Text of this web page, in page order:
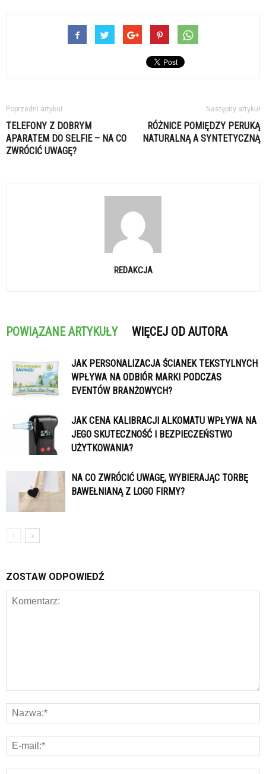
Poprzedni artykuł
TELEFONY Z DOBRYM
APARATEM DO SELFIE – NA CO
ZWRÓCIĆ UWAGĘ?
Następny artykuł
RÓŻNICE POMIĘDZY PERUKĄ
NATURALNĄ A SYNTETYCZNĄ
REDAKCJA
POWIĄZANE ARTYKUŁY WIĘCEJ OD AUTORA
JAK PERSONALIZACJA ŚCIANEK TEKSTYLNYCH
WPŁYWA NA ODBIÓR MARKI PODCZAS
EVENTÓW BRANŻOWYCH?
JAK CENA KALIBRACJI ALKOMATU WPŁYWA NA
JEGO SKUTECZNOŚĆ I BEZPIECZEŃSTWO
UŻYTKOWANIA?
NA CO ZWRÓCIĆ UWAGĘ, WYBIERAJĄC TORBĘ
BAWEŁNIANĄ Z LOGO FIRMY?
ZOSTAW ODPOWIEDŹ